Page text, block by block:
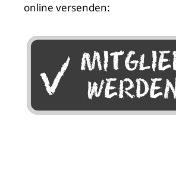
online versenden: